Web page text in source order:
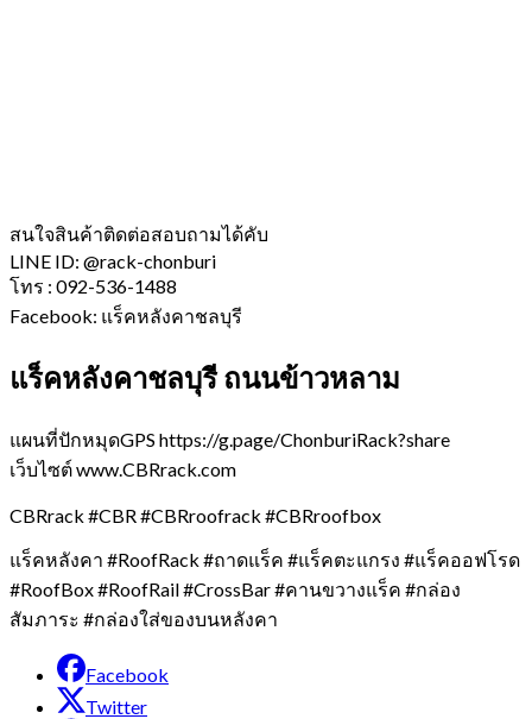
สนใจสินค้าติดต่อสอบถามได้คับ
LINE ID: @rack-chonburi
โทร : 092-536-1488
Facebook: แร็คหลังคาชลบุรี
แร็คหลังคาชลบุรี ถนนข้าวหลาม
แผนที่ปักหมุดGPS https://g.page/ChonburiRack?share
เว็บไซต์ www.CBRrack.com
CBRrack #CBR #CBRroofrack #CBRroofbox
แร็คหลังคา #RoofRack #ถาดแร็ค #แร็คตะแกรง #แร็คออฟโรด
#RoofBox #RoofRail #CrossBar #คานขวางแร็ค #กล่อง
สัมภาระ #กล่องใส่ของบนหลังคา
Facebook
Twitter